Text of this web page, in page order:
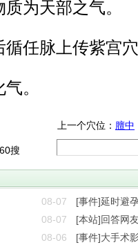
为天部之气。
循任脉上传紫宫
。
上一个穴位： 膻中
搜
08-07
[事件]延时避
08-07
[本站]回答网
08-06
[事件]大手术